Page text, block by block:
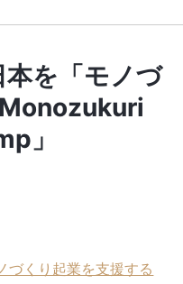
を「モノづ
」
づくり起業を支援する